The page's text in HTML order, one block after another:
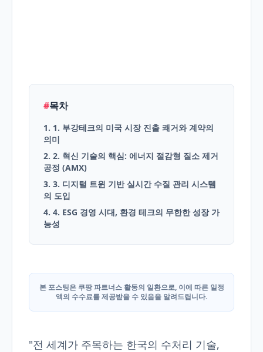
#목차
1. 1. 부강테크의 미국 시장 진출 쾌거와 계약의
의미
2. 2. 혁신 기술의 핵심: 에너지 절감형 질소 제거
공정 (AMX)
3. 3. 디지털 트윈 기반 실시간 수질 관리 시스템
의 도입
4. 4. ESG 경영 시대, 환경 테크의 무한한 성장 가
능성
본 포스팅은 쿠팡 파트너스 활동의 일환으로, 이에 따른 일정
액의 수수료를 제공받을 수 있음을 알려드립니다.
"전 세계가 주목하는 한국의 수처리 기술,